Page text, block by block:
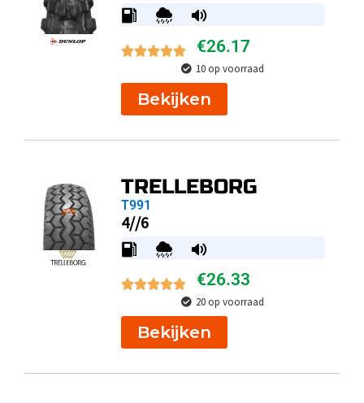
€26.17
10 op voorraad
Bekijken
TRELLEBORG
T991
4//6
€26.33
20 op voorraad
Bekijken